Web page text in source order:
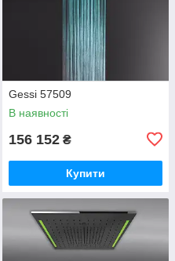
Gessi 57509
В наявності
156 152 ₴
Купити